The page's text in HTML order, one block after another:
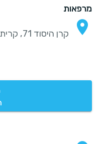
מרפאות
קרן היסוד 71, קרית ביאליק